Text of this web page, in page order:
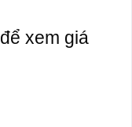
để xem giá